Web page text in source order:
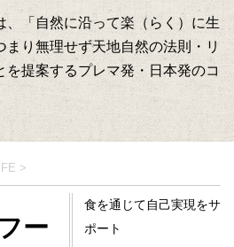
、「自然に沿って楽（らく）に生
まり無理せず天地自然の法則・リ
を提案するプレマ発・日本発のコ
>
ー
食を通じて自己実現をサ
ポート